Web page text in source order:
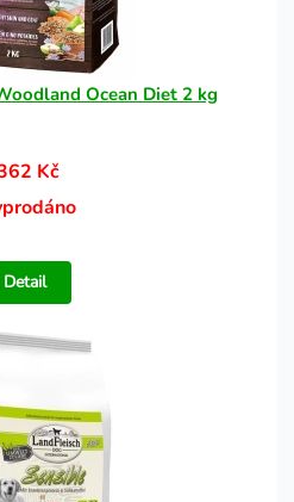
Ocean Diet 2 kg
Kč
Detail